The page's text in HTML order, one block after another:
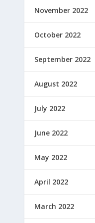
November 2022
October 2022
September 2022
August 2022
July 2022
June 2022
May 2022
April 2022
March 2022